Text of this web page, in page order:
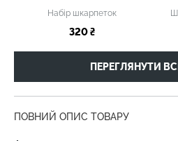
Набір шкарпеток
320 ₴
ПЕРЕГЛЯНУТИ
ПОВНИЙ ОПИС ТОВАРУ